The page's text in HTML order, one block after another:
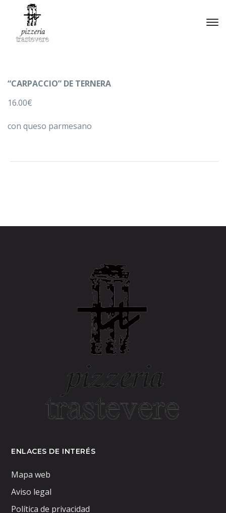
“CARPACCIO” DE TERNERA
16.00€
con queso parmesano
ENLACES DE INTERÉS
Mapa web
Aviso legal
Política de privacidad